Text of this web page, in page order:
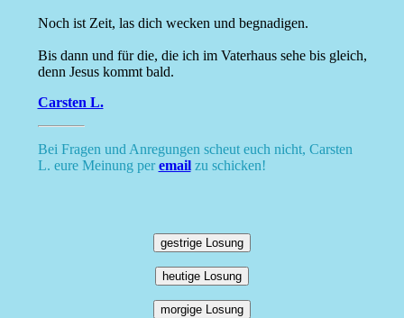
Noch ist Zeit, las dich wecken und begnadigen.
Bis dann und für die, die ich im Vaterhaus sehe bis gleich,
denn Jesus kommt bald.
Carsten L.
Bei Fragen und Anregungen scheut euch nicht, Carsten
L. eure Meinung peremailzu schicken!
gestrige Losung
heutige Losung
morgige Losung